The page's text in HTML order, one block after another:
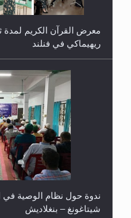
معرض القرآن الكريم لمدة
ريهيماكي في فنلند
ندوة حول نظام الوصية في
شيتاغونغ – بنغلاديش